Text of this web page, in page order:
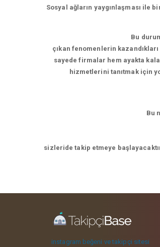
Sosyal ağların yaygınlaşması ile
Bu
çıkan fenomenlerin
sayede firmalar hem ayakta
hizmetlerini tanıtmak için
Bu
sizleride takip etmeye
instagram beğeni ve takipçi sitesi